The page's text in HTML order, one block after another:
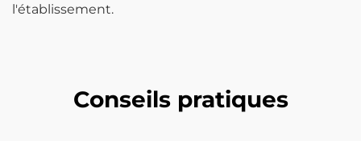
l'établissement.
Conseils pratiques